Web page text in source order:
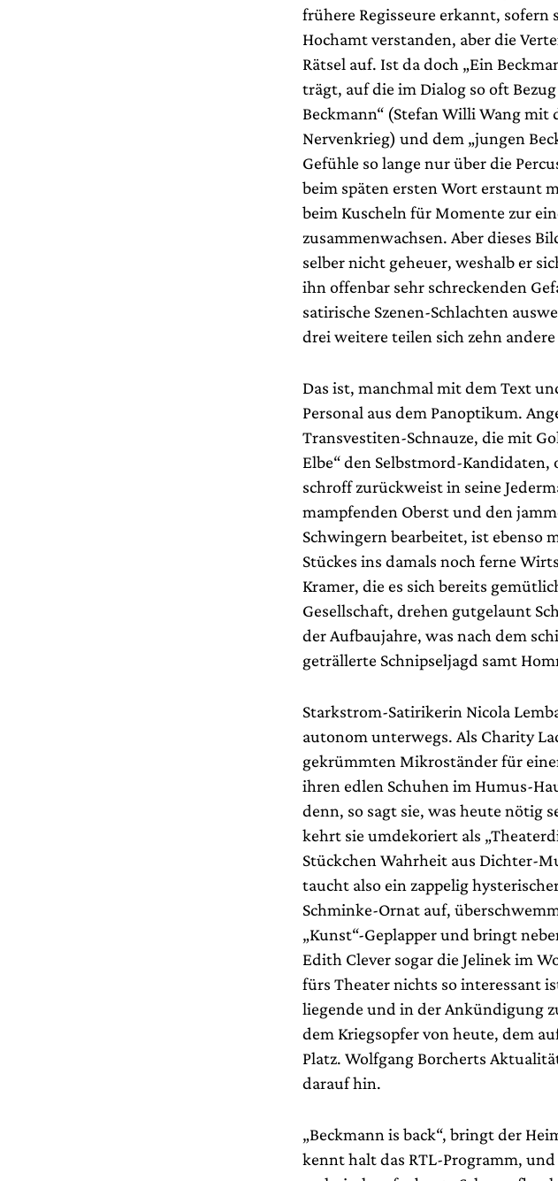
frühere Regisseure erkannt, sofern
Hochamt verstanden, aber die
Rätsel auf. Ist da doch „Ein
trägt, auf die im Dialog so oft
Beckmann“ (Stefan Willi Wang
Nervenkrieg) und dem „jungen
Gefühle so lange nur über die
beim späten ersten Wort erstaunt
beim Kuscheln für Momente zur
zusammenwachsen. Aber dieses
selber nicht geheuer, weshalb er
ihn offenbar sehr schreckenden
satirische Szenen-Schlachten
drei weitere teilen sich zehn
Das ist, manchmal mit dem Text
Personal aus dem Panoptikum.
Transvestiten-Schnauze, die mit
Elbe“ den Selbstmord-
schroff zurückweist in seine
mampfenden Oberst und den
Schwingern bearbeitet, ist ebenso
Stückes ins damals noch ferne
Kramer, die es sich bereits
Gesellschaft, drehen gutgelaunt
der Aufbaujahre, was nach dem
geträllerte Schnipseljagd samt
Starkstrom-Satirikerin Nicola
autonom unterwegs. Als Charity
gekrümmten Mikroständer für
ihren edlen Schuhen im Humus-
denn, so sagt sie, was heute nötig
kehrt sie umdekoriert als
Stückchen Wahrheit aus Dichter-
taucht also ein zappelig
Schminke-Ornat auf,
„Kunst“-Geplapper und bringt
Edith Clever sogar die Jelinek im
fürs Theater nichts so interessant
liegende und in der Ankündigung
dem Kriegsopfer von heute, dem
Platz. Wolfgang Borcherts
darauf hin.
„Beckmann is back“, bringt der
kennt halt das RTL-Programm,